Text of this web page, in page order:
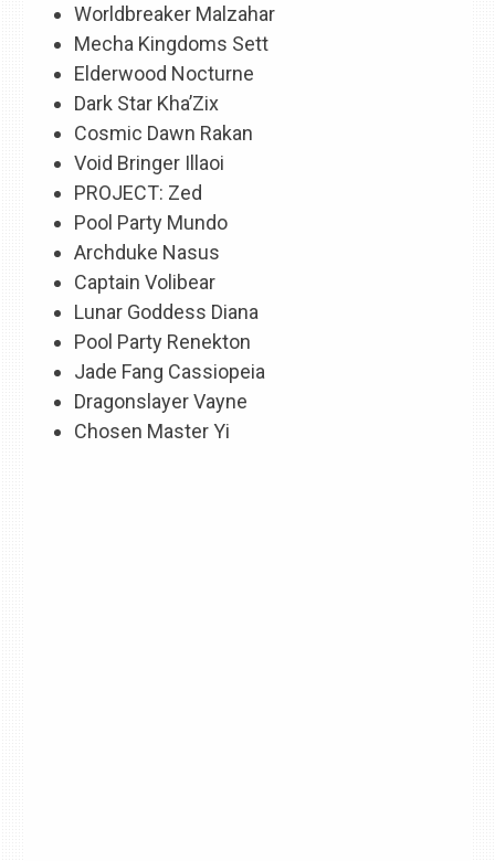
Worldbreaker Malzahar
Mecha Kingdoms Sett
Elderwood Nocturne
Dark Star Kha’Zix
Cosmic Dawn Rakan
Void Bringer Illaoi
PROJECT: Zed
Pool Party Mundo
Archduke Nasus
Captain Volibear
Lunar Goddess Diana
Pool Party Renekton
Jade Fang Cassiopeia
Dragonslayer Vayne
Chosen Master Yi